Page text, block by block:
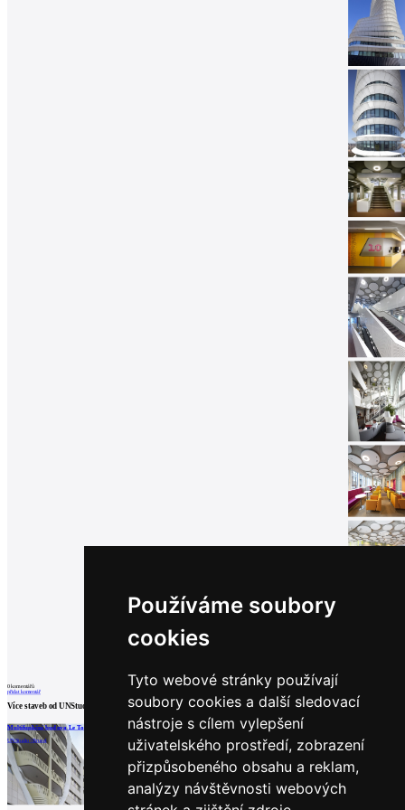
Používáme soubory
cookies
Tyto webové stránky používají
soubory cookies a další sledovací
nástroje s cílem vylepšení
uživatelského prostředí, zobrazení
přizpůsobeného obsahu a reklam,
analýzy návštěvnosti webových
0komentářů
přidat komentář
Více staveb odUNStudio
Multifunkční budova Le Toison d’Or
UNStudio | Brusel
Singapurská vysoká škola technologie a designu
UNStudio
Obytný soubor Fairyland Guorui
UNStudio | Peking
načíst další